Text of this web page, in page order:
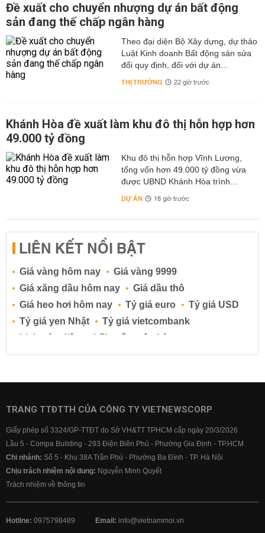
Đề xuất cho chuyển nhượng dự án bất động
sản đang thế chấp ngân hàng
Theo đại diện Bộ Xây dựng, dự thảo
Luật Kinh doanh Bất động sản sửa
đổi quy định, đối với dự án...
THỊ TRƯỜNG 22 giờ trước
Khánh Hòa đề xuất làm khu đô thị hỗn hợp hơn
49.000 tỷ đồng
Khu đô thị hỗn hợp Vĩnh Lương,
tổng vốn hơn 49.000 tỷ đồng vừa
được UBND Khánh Hòa trình...
DỰ ÁN 18 giờ trước
LIÊN KẾT NỔI BẬT
Giá vàng hôm nay
Giá vàng 9999
Giá xăng dầu hôm nay
Giá dầu thô
Giá heo hơi hôm nay
Tỷ giá euro
Tỷ giá USD
Tỷ giá yen Nhật
Tỷ giá vietcombank
Lịch cúp điện
Lãi suất ngân hàng
Lãi suất tiết kiệm
Lãi suất tiền gửi
Lãi suất ngân hàng BIDV
Lãi suất ngân hàng Vietcombank
TRANG TTĐTTH CỦA CÔNG TY VIETNEWSCORP
Giấy phép số 3324/GP-TTĐT do Sở VH&TT TPHCM cấp ngày 20/3/2026
Lầu 5 - Compa Building - 293 Điện Biên Phủ - Phường Gia Định - TP.HCM
Chi nhánh: Số 5 - Khu 38A Trần Phú - Phường Ba Đình - TP. Hà Nội
Chịu trách nhiệm nội dung: Nguyễn Minh Quyết
Trách nhiệm về thông tin
Hotline: 0975798489 Email: info@vietnammoi.vn